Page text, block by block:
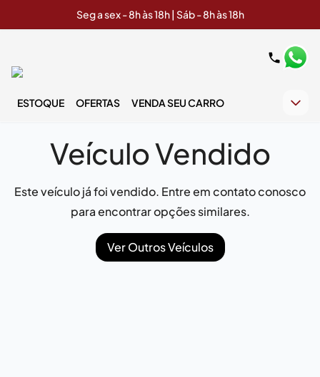
Seg a sex - 8h às 18h | Sáb - 8h às 18h
ESTOQUE OFERTAS VENDA SEU CARRO
Veículo Vendido
Este veículo já foi vendido. Entre em contato conosco
para encontrar opções similares.
Ver Outros Veículos